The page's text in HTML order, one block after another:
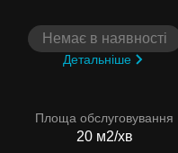
Немає в наявності
Детальніше
Площа обслуговування
20 м2/хв